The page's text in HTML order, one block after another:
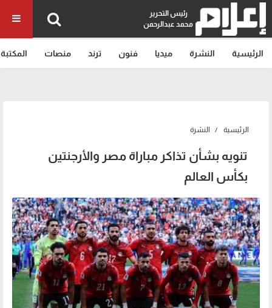
رئيس التحرير
محمد عبدالرحمن
الرئيسية النشرة ميديا فنون ترند منصات المكتبة
الرئيسية النشرة
تنويه بشأن تذاكر مباراة مصر والأرجنتين
بكأس العالم